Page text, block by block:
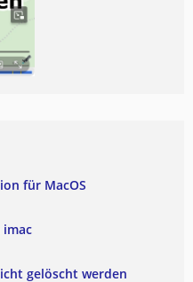
für MacOS
imac
gelöscht werden